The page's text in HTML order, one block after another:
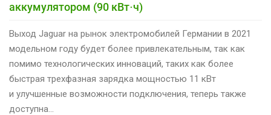
аккумулятором (90 кВт⋅ч)
Выход Jaguar на рынок электромобилей Германии в 2021
модельном году будет более привлекательным, так как
помимо технологических инноваций, таких как более
быстрая трехфазная зарядка мощностью 11 кВт
и улучшенные возможности подключения, теперь также
доступна…